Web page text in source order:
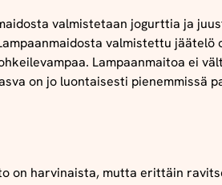
valmistetaan jogurttia ja
valmistettu jäätelö
Lampaanmaitoa ei
on jo luontaisesti pienemmissä
on harvinaista, mutta erittäin